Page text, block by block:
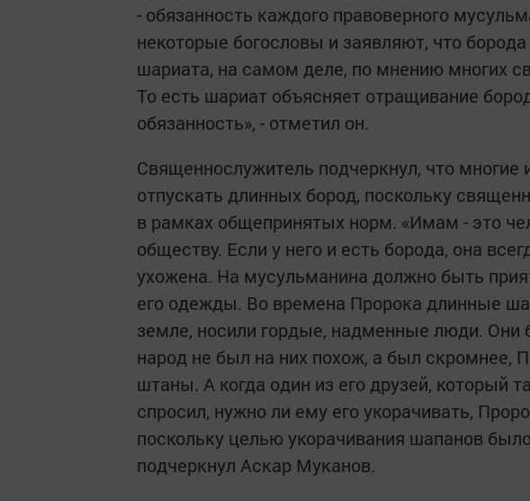
- обязанность каждого правоверного
некоторые богословы и заявляют, что
шариата, на самом деле, по мнению многих
То есть шариат объясняет отращивание
обязанность», - отметил он.
Священнослужитель подчеркнул, что
отпускать длинных бород, поскольку
в рамках общепринятых норм. «Имам - это
обществу. Если у него и есть борода, она
ухожена. На мусульманина должно быть
его одежды. Во времена Пророка длинные
земле, носили гордые, надменные люди. Они
народ не был на них похож, а был скромнее,
штаны. А когда один из его друзей, который
спросил, нужно ли ему его укорачивать,
поскольку целью укорачивания шапанов
подчеркнул Аскар Муканов.